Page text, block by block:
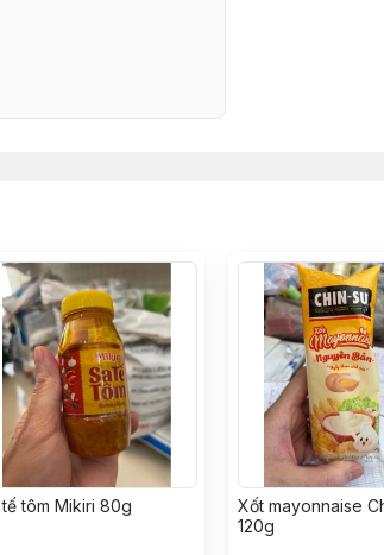
tế tôm Mikiri 80g
Xốt mayonnaise
120g